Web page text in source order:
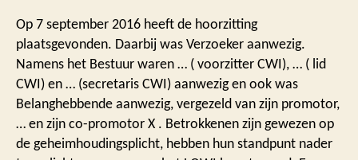
Op 7 september 2016 heeft de hoorzitting
plaatsgevonden. Daarbij was Verzoeker aanwezig.
Namens het Bestuur waren … ( voorzitter CWI), … ( lid
CWI) en … (secretaris CWI) aanwezig en ook was
Belanghebbende aanwezig, vergezeld van zijn promotor,
… en zijn co-promotor X . Betrokkenen zijn gewezen op
de geheimhoudingsplicht, hebben hun standpunt nader